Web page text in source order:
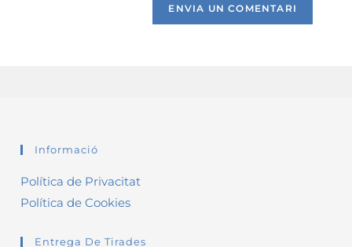
Informació
Política de Privacitat
Política de Cookies
Entrega De Tirades